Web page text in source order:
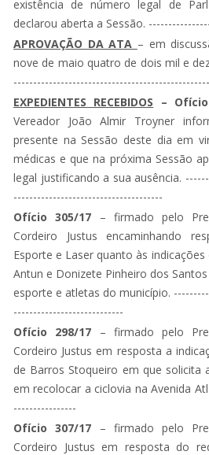
existência de número legal de
declarou aberta a Sessão.
APROVAÇÃO DA ATA – em
nove de maio quatro de dois mil e
EXPEDIENTES RECEBIDOS –
Vereador João Almir Troyner
presente na Sessão deste dia em
médicas e que na próxima Sessão
legal justificando a sua ausência.
--------------------------------------
Ofício 305/17 – firmado pelo
Cordeiro Justus encaminhando
Esporte e Laser quanto às indicações
Antun e Donizete Pinheiro dos
esporte e atletas do município.
----------------------------
Ofício 298/17 – firmado pelo
Cordeiro Justus em resposta a
de Barros Stoqueiro em que solicita
em recolocar a ciclovia na Avenida
----------------
Ofício 307/17 – firmado pelo
Cordeiro Justus em resposta do